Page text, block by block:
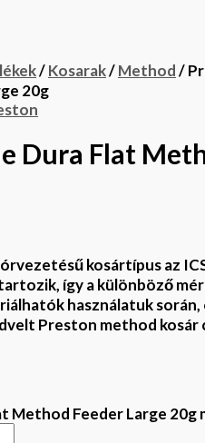
/Kosarak/Method/
20g
Dura Flat
kosártípus az
így a különböző
használatuk
Preston method
Method Feeder Large 20g